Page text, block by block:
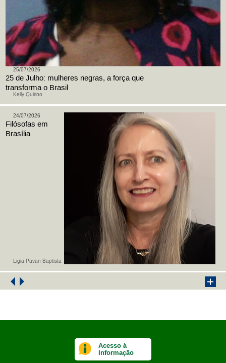
Kelly Quirino
25/07/2026
25 de Julho: mulheres negras, a força que
transforma o Brasil
Ligia Pavan Baptista
24/07/2026
Filósofas em
Brasília
Acesso à
Informação